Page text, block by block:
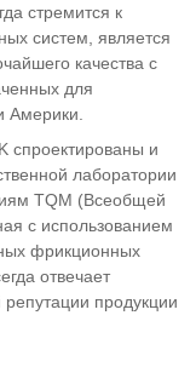
стремится к
систем, является
качества с
для
Америки.
спроектированы и
лаборатории
TQM (Всеобщей
с использованием
фрикционных
отвечает
продукции